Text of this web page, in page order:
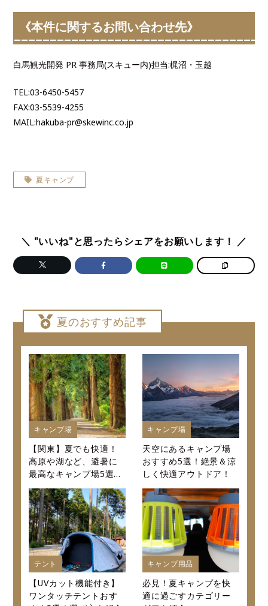
《本件に関するお問い合わせ先》
白馬観光開発 PR 事務局(スキュー内)担当:梶沼・玉越
TEL:03-6450-5457
FAX:03-5539-4255
MAIL:hakuba-pr@skewinc.co.jp
夏キャンプ
＼ "いいね"と思ったらシェアをお願いします！ ／
夏のおすすめ記事
キャンプ場
【関東】夏でも快適！
高原や湖など、避暑に
最高なキャンプ場5選～
口コミから値段まで徹
底紹介～
キャンプ場
天空にあるキャンプ場
おすすめ5選！絶景＆涼
しく快適アウトドア！
テント
【UVカット機能付き】
ワンタッチテントおす
キャンプ用品
必見！夏キャンプを快
適に過ごすカテゴリー